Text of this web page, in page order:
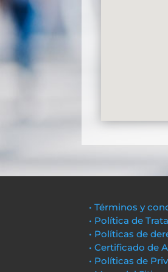
• Términos y
• Política de
• Políticas de
• Certificado de
• Políticas de